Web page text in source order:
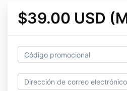
$39.00 USD